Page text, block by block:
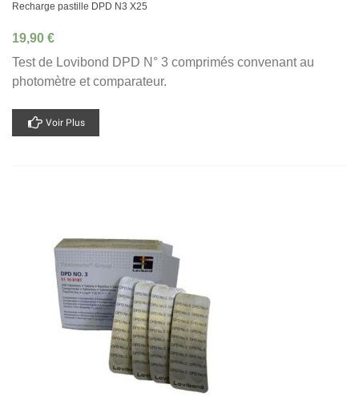
Recharge pastille DPD N3 X25
19,90 €
Test de Lovibond DPD N° 3 comprimés convenant au
photomètre et comparateur.
Voir Plus